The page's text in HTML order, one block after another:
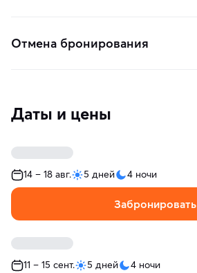
Отмена бронирования
Даты и цены
14 – 18 авг. 5 дней 4 ночи
Забронировать
11 – 15 сент. 5 дней 4 ночи